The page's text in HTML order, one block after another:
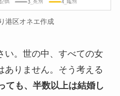
港区オネエ作成
い。世の中、すべての女
ありません。そう考える
ても、半数以上は結婚し